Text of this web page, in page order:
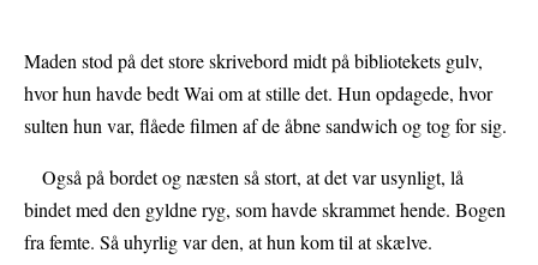
Maden stod på det store skrivebord midt på bibliotekets gulv,
hvor hun havde bedt Wai om at stille det. Hun opdagede, hvor
sulten hun var, flåede filmen af de åbne sandwich og tog for sig.
Også på bordet og næsten så stort, at det var usynligt, lå
bindet med den gyldne ryg, som havde skrammet hende. Bogen
fra femte. Så uhyrlig var den, at hun kom til at skælve.